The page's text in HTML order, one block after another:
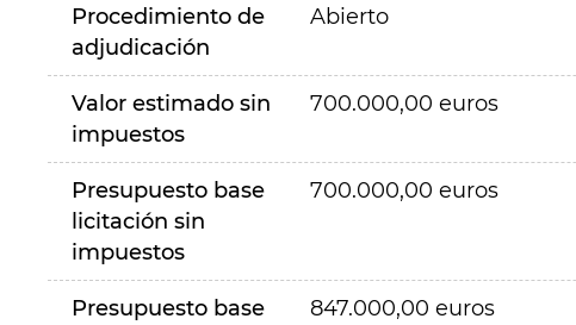
Procedimiento de
adjudicación
Abierto
Valor estimado sin
impuestos
700.000,00 euros
Presupuesto base
licitación sin
impuestos
700.000,00 euros
Presupuesto base
847.000,00 euros